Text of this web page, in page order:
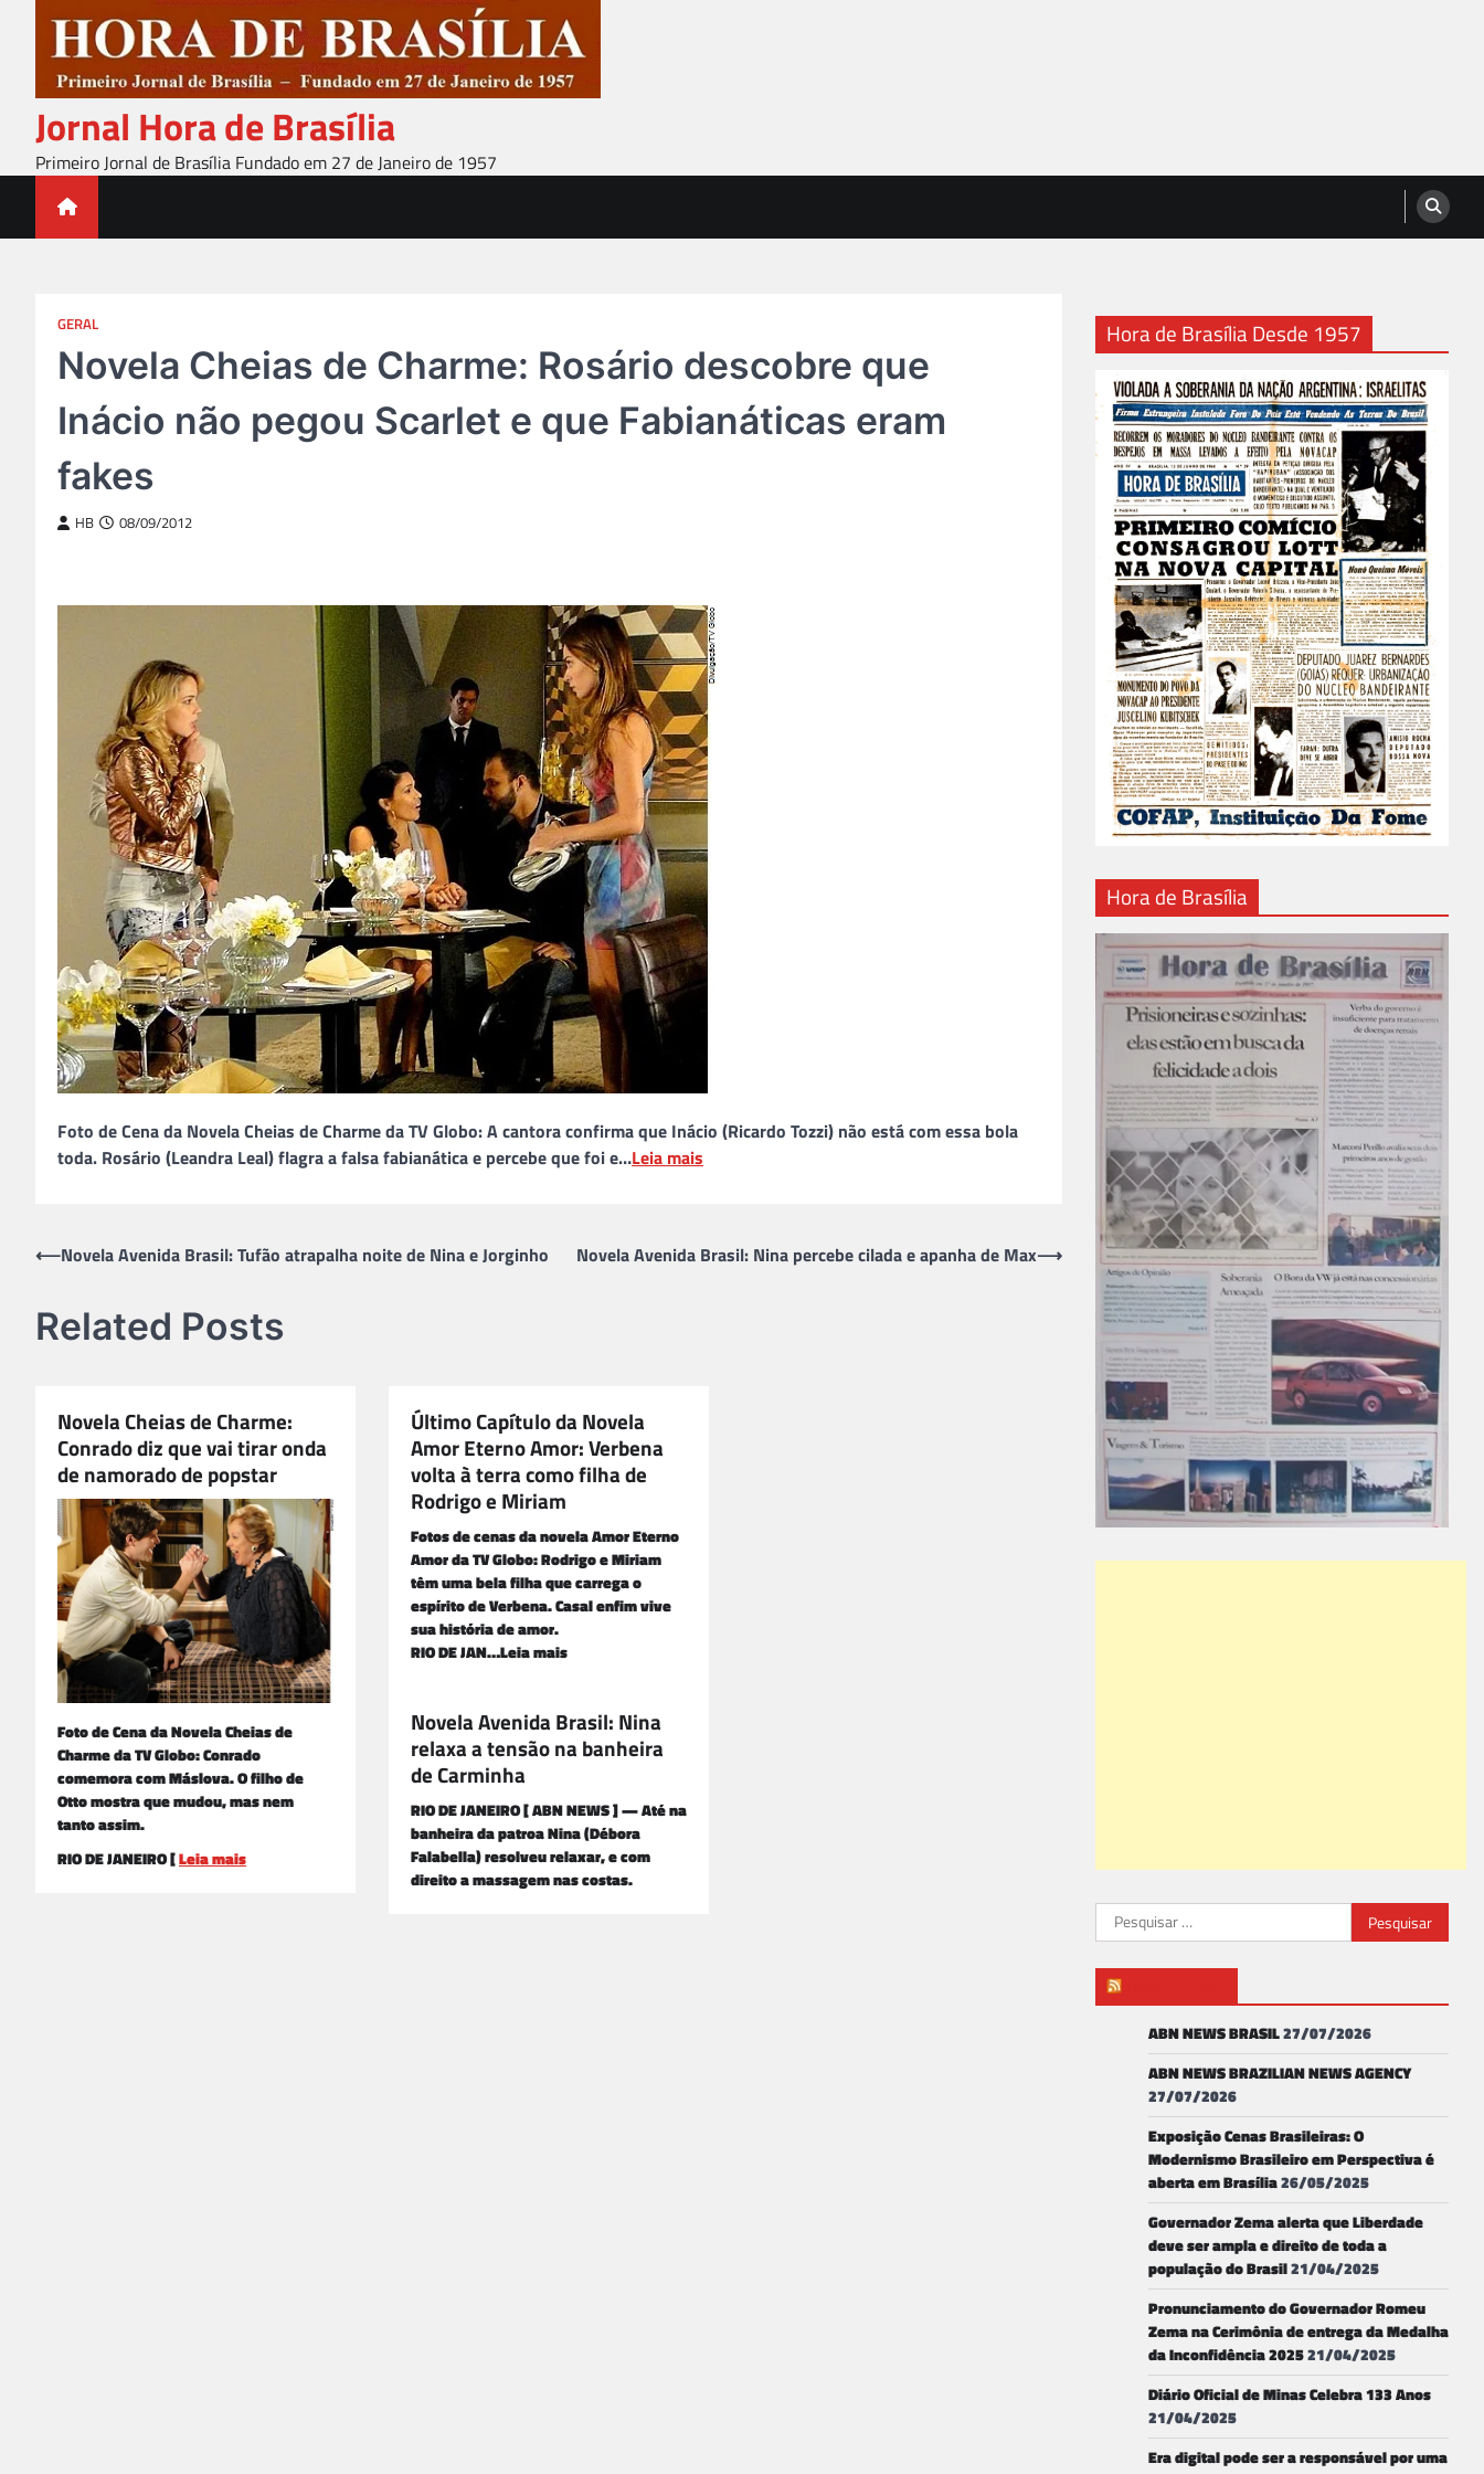
content
Jornal Hora de Brasília
Primeiro Jornal de Brasília Fundado em 27 de Janeiro de 1957
GERAL
Novela Cheias de Charme: Rosário descobre que
Inácio não pegou Scarlet e que Fabianáticas eram
fakes
HB 08/09/2012
Foto de Cena da Novela Cheias de Charme da TV Globo: A cantora confirma que Inácio (Ricardo Tozzi) não está com essa bola
toda. Rosário (Leandra Leal) flagra a falsa fabianática e percebe que foi e…Leia mais
Navegação
Post
⟵Novela Avenida Brasil: Tufão atrapalha noite de Nina e Jorginho Novela Avenida Brasil: Nina percebe cilada e apanha de Max⟶
Related Posts
Novela Cheias de Charme:
Conrado diz que vai tirar onda
de namorado de popstar
Foto de Cena da Novela Cheias de
Charme da TV Globo: Conrado
comemora com Máslova. O filho de
Otto mostra que mudou, mas nem
tanto assim.
RIO DE JANEIRO [Leia mais
Último Capítulo da Novela
Amor Eterno Amor: Verbena
volta à terra como filha de
Rodrigo e Miriam
Fotos de cenas da novela Amor Eterno
Amor da TV Globo: Rodrigo e Miriam
têm uma bela filha que carrega o
espírito de Verbena. Casal enfim vive
sua história de amor.
RIO DE JAN…Leia mais
Novela Avenida Brasil: Nina
relaxa a tensão na banheira
de Carminha
RIO DE JANEIRO [ ABN NEWS ] — Até na
banheira da patroa Nina (Débora
Falabella) resolveu relaxar, e com
direito a massagem nas costas.
Hora de Brasília Desde 1957
Hora de Brasília
Pesquisar
por:
ABN NEWS BRASIL27/07/2026
ABN NEWS BRAZILIAN NEWS AGENCY
27/07/2026
Exposição Cenas Brasileiras: O
Modernismo Brasileiro em Perspectiva é
aberta em Brasília26/05/2025
Governador Zema alerta que Liberdade
deve ser ampla e direito de toda a
população do Brasil21/04/2025
Pronunciamento do Governador Romeu
Zema na Cerimônia de entrega da Medalha
da Inconfidência 202521/04/2025
Diário Oficial de Minas Celebra 133 Anos
21/04/2025
Era digital pode ser a responsável por uma